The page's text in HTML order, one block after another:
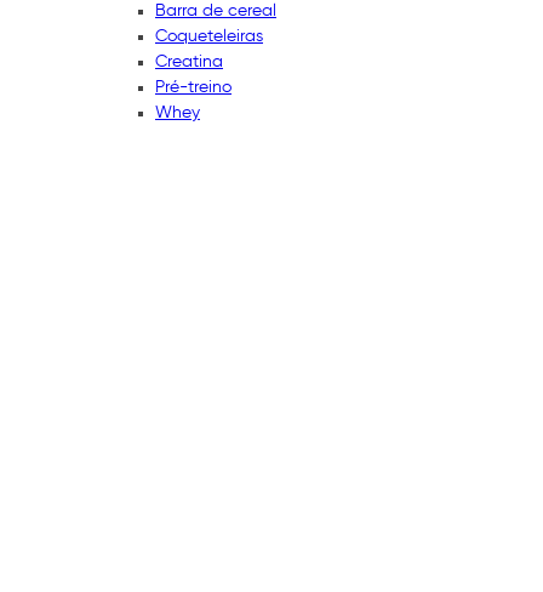
Barra de cereal
Coqueteleiras
Creatina
Pré-treino
Whey